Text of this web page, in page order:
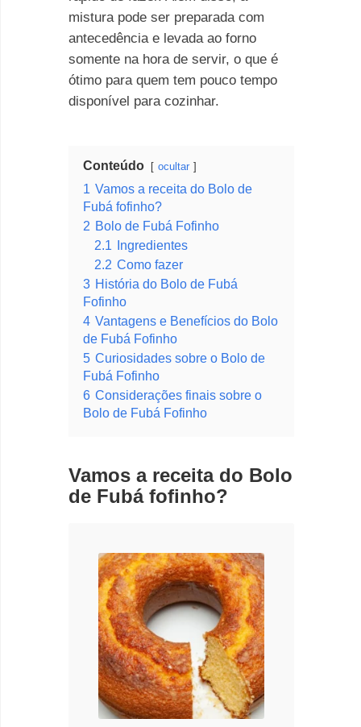
mistura pode ser preparada com
antecedência e levada ao forno
somente na hora de servir, o que é
ótimo para quem tem pouco tempo
disponível para cozinhar.
Conteúdo ocultar
1 Vamos a receita do Bolo de
Fubá fofinho?
2 Bolo de Fubá Fofinho
2.1
Ingredientes
2.2 Como fazer
3 História do Bolo de Fubá
Fofinho
4 Vantagens e Benefícios do Bolo
de Fubá Fofinho
5 Curiosidades sobre o Bolo de
Fubá Fofinho
6 Considerações finais sobre o
Bolo de Fubá Fofinho
Vamos a receita do Bolo
de Fubá fofinho?